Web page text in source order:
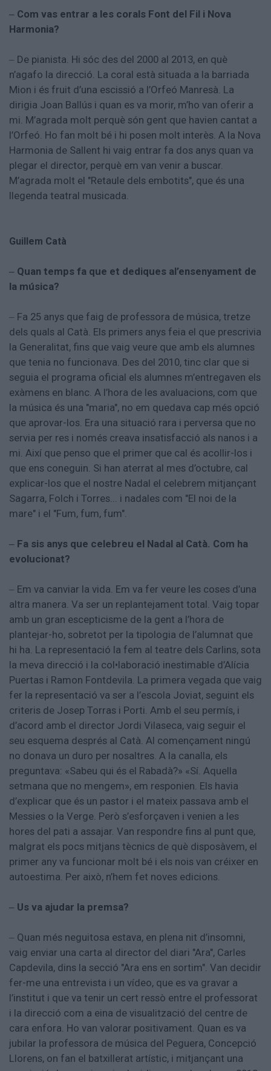
– Com vas entrar a les corals Font del Fil i Nova
Harmonia?
– De pianista. Hi sóc des del 2000 al 2013, en què
n’agafo la direcció. La coral està situada a la barriada
Mion i és fruit d’una escissió a l’Orfeó Manresà. La
dirigia Joan Ballús i quan es va morir, m’ho van oferir a
mi. M’agrada molt perquè són gent que havien cantat a
l’Orfeó. Ho fan molt bé i hi posen molt interès. A la Nova
Harmonia de Sallent hi vaig entrar fa dos anys quan va
plegar el director, perquè em van venir a buscar.
M’agrada molt el "Retaule dels embotits", que és una
llegenda teatral musicada.
Guillem Catà
– Quan temps fa que et dediques al’ensenyament de
la música?
– Fa 25 anys que faig de professora de música, tretze
dels quals al Catà. Els primers anys feia el que prescrivia
la Generalitat, fins que vaig veure que amb els alumnes
que tenia no funcionava. Des del 2010, tinc clar que si
seguia el programa oficial els alumnes m’entregaven els
exàmens en blanc. A l’hora de les avaluacions, com que
la música és una "maria", no em quedava cap més opció
que aprovar-los. Era una situació rara i perversa que no
servia per res i només creava insatisfacció als nanos i a
mi. Així que penso que el primer que cal és acollir-los i
que ens coneguin. Si han aterrat al mes d’octubre, cal
explicar-los que el nostre Nadal el celebrem mitjançant
Sagarra, Folch i Torres... i nadales com "El noi de la
mare" i el "Fum, fum, fum".
– Fa sis anys que celebreu el Nadal al Catà. Com ha
evolucionat?
– Em va canviar la vida. Em va fer veure les coses d’una
altra manera. Va ser un replantejament total. Vaig topar
amb un gran escepticisme de la gent a l’hora de
plantejar-ho, sobretot per la tipologia de l’alumnat que
hi ha. La representació la fem al teatre dels Carlins, sota
la meva direcció i la col•laboració inestimable d’Alícia
Puertas i Ramon Fontdevila. La primera vegada que vaig
fer la representació va ser a l’escola Joviat, seguint els
criteris de Josep Torras i Porti. Amb el seu permís, i
d’acord amb el director Jordi Vilaseca, vaig seguir el
seu esquema després al Catà. Al començament ningú
no donava un duro per nosaltres. A la canalla, els
preguntava: «Sabeu qui és el Rabadà?» «Sí. Aquella
setmana que no mengem», em responien. Els havia
d’explicar que és un pastor i el mateix passava amb el
Messies o la Verge. Però s’esforçaven i venien a les
hores del pati a assajar. Van respondre fins al punt que,
malgrat els pocs mitjans tècnics de què disposàvem, el
primer any va funcionar molt bé i els nois van créixer en
autoestima. Per això, n’hem fet noves edicions.
– Us va ajudar la premsa?
– Quan més neguitosa estava, en plena nit d’insomni,
vaig enviar una carta al director del diari "Ara", Carles
Capdevila, dins la secció "Ara ens en sortim". Van decidir
fer-me una entrevista i un vídeo, que es va gravar a
l’institut i que va tenir un cert ressò entre el professorat
i la direcció com a eina de visualització del centre de
cara enfora. Ho van valorar positivament. Quan es va
jubilar la professora de música del Peguera, Concepció
Llorens, on fan el batxillerat artístic, i mitjançant una